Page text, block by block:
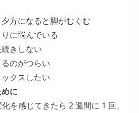
方になると脚がむくむ
に悩んでいる
きしない
のがつらい
クスしたい
に
を感じてきたら 2 週間に 1 回、